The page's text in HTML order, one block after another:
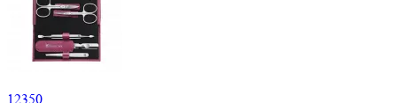
12350